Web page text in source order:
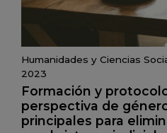
Humanidades y Ciencias
2023
Formación y
perspectiva de
principales para